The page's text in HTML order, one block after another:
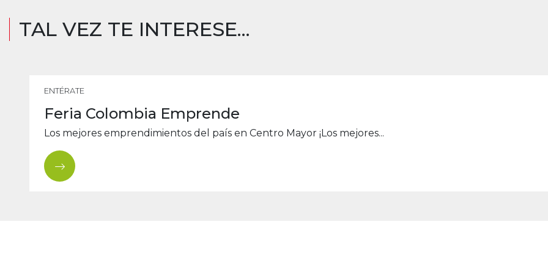
TAL VEZ TE INTERESE...
ENTÉRATE
Feria Colombia Emprende
Los mejores emprendimientos del país en Centro Mayor ¡Los mejores...